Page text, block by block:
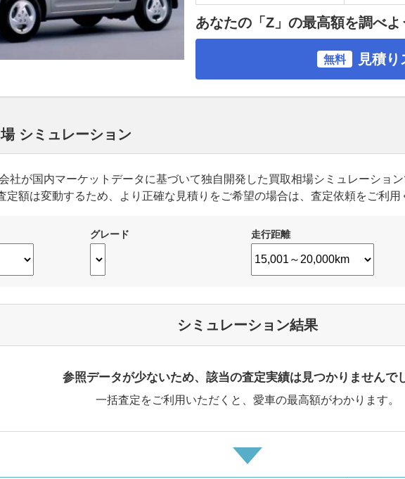
あなたの「Z」の最高額を調べよ
無料 見積
シミュレーション
社が国内マーケットデータに基づいて独自開発した買取相場シミュレーショ
定額は変動するため、より正確な見積りをご希望の場合は、査定依頼をご利用
グレード 走行距離
シミュレーション結果
参照データが少ないため、該当の査定実績は見つかりませんで
一括査定をご利用いただくと、愛車の最高額がわかります。